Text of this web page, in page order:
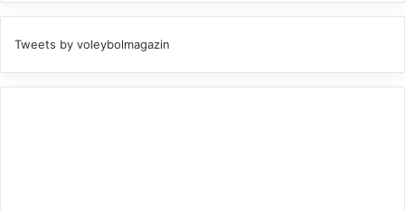
Tweets by voleybolmagazin